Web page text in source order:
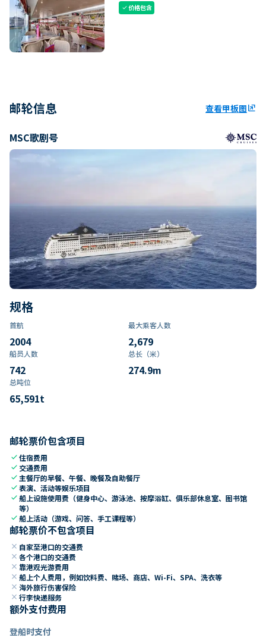
check价格包含
邮轮信息 查看甲板图ungroup
MSC歌剧号
规格
首航
2004
最大乘客人数
2,679
船员人数
742
总长（米）
274.9m
总吨位
65,591t
邮轮票价包含项目
check住宿费用
check 交通费用
check 主餐厅的早餐、午餐、晚餐及自助餐厅
check表演、活动等娱乐项目
check船上设施使用费（健身中心、游泳池、按摩浴缸、俱乐部休息室、图书馆
等）
check船上活动（游戏、问答、手工课程等）
邮轮票价不包含项目
close 自家至港口的交通费
close 各个港口的交通费
close 靠港观光游费用
close 船上个人费用，例如饮料费、赌场、商店、Wi-Fi、SPA、洗衣等
close 海外旅行伤害保险
close 行李快递服务
额外支付费用
登船时支付